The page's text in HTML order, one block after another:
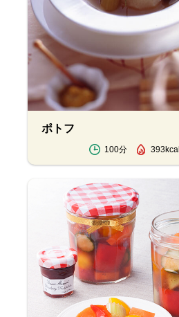
ポトフ
100分 393kcal